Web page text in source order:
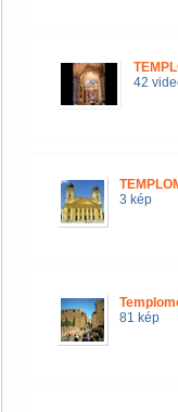
42
3 kép
81 kép